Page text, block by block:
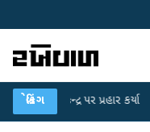
બ્રેકિંગ
કેન્દ્ર પર પ્રહાર કર્યા ●